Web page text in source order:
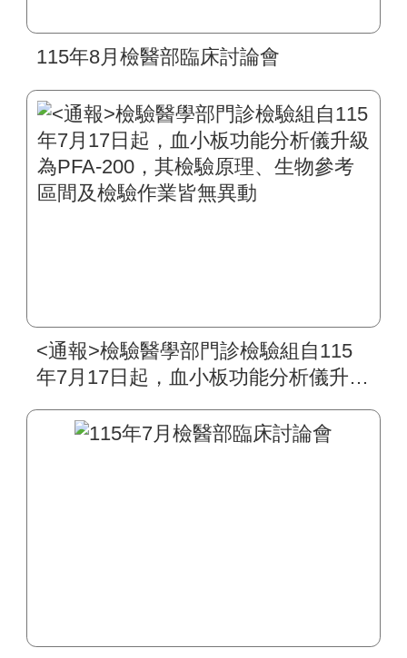
115年8月檢醫部臨床討論會
<通報>檢驗醫學部門診檢驗組自115
年7月17日起，血小板功能分析儀升級
區間及檢驗作業皆無異動